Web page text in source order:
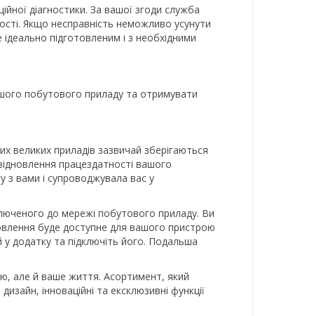
діагностики. За вашої згоди служба
Якщо несправність неможливо усунути
підготовленим і з необхідними
побутового приладу та отримувати
великих приладів зазвичай зберігаються
працездатності вашого
вами і супроводжувала вас у
до мережі побутового приладу. Ви
буде доступне для вашого пристрою
додатку та підключіть його. Подальша
але й ваше життя. Асортимент, який
інноваційні та ексклюзивні функції